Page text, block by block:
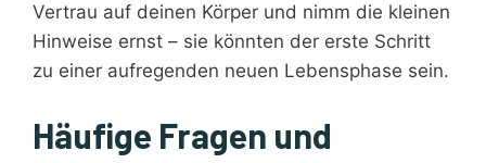
Vertrau auf deinen Körper und nimm die kleinen
Hinweise ernst – sie könnten der erste Schritt
zu einer aufregenden neuen Lebensphase sein.
Häufige Fragen und